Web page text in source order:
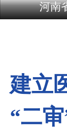
河南
建立
“二